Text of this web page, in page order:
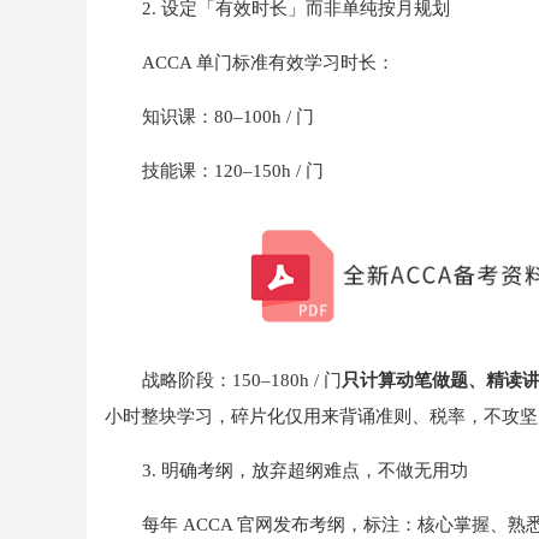
2. 设定「有效时长」而非单纯按月规划
ACCA 单门标准有效学习时长：
知识课：80–100h / 门
技能课：120–150h / 门
战略阶段：150–180h / 门只计算动笔做题、精读
小时整块学习，碎片化仅用来背诵准则、税率，不攻
3. 明确考纲，放弃超纲难点，不做无用功
每年 ACCA 官网发布考纲，标注：核心掌握、熟